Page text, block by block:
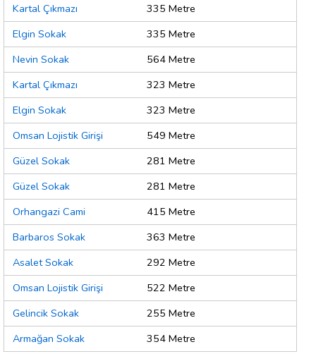
Kartal Çıkmazı
335 Metre
Elgin Sokak
335 Metre
Nevin Sokak
564 Metre
Kartal Çıkmazı
323 Metre
Elgin Sokak
323 Metre
Omsan Lojistik Girişi
549 Metre
Güzel Sokak
281 Metre
Güzel Sokak
281 Metre
Orhangazi Cami
415 Metre
Barbaros Sokak
363 Metre
Asalet Sokak
292 Metre
Omsan Lojistik Girişi
522 Metre
Gelincik Sokak
255 Metre
Armağan Sokak
354 Metre